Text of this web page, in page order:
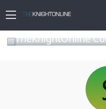
TheKnightOnline